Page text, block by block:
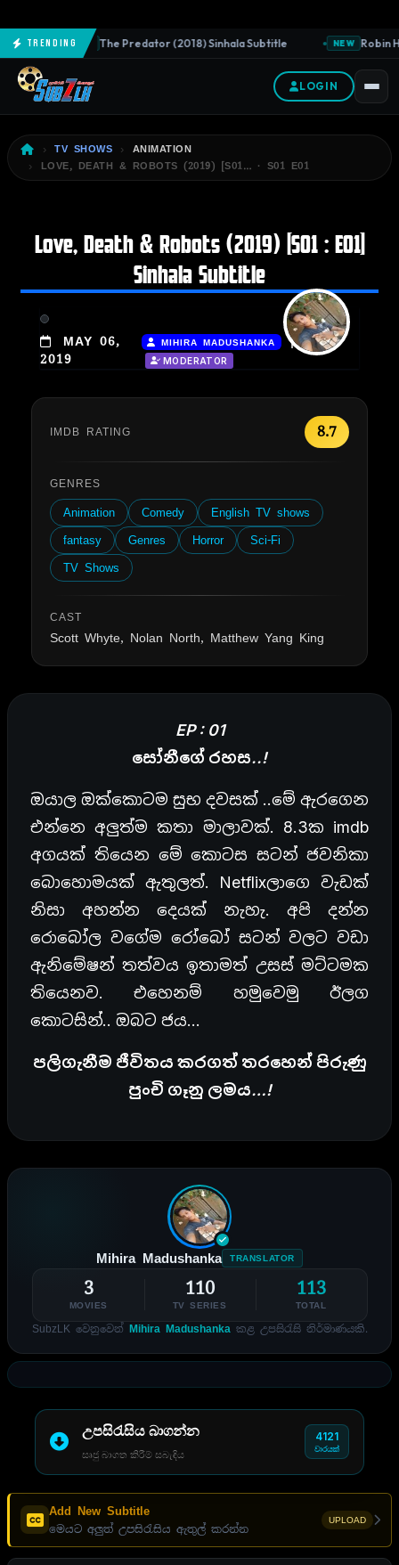
TrendingNEW The Predator (2018) Sinhala Subtitle NEW Robin
LOGIN
TV SHOWS
ANIMATION
LOVE, DEATH & ROBOTS (2019) [S01… · S01 E01
Love, Death & Robots (2019) [S01 : E01]
Sinhala Subtitle
MAY 06,
2019
MIHIRA MADUSHANKA |
MODERATOR
IMDB RATING 8.7
GENRES
Animation Comedy
English TV shows
fantasy
Genres Horror
Sci-Fi
TV Shows
CAST
Scott Whyte, Nolan North, Matthew Yang King
EP : 01
සෝනීගේ රහස..!
ඔයාල ඔක්කොටම සුභ දවසක් ..මේ ඇරගෙන
එන්නෙ අලුත්ම කතා මාලාවක්. 8.3ක imdb
අගයක් තියෙන මේ කොටස සටන් ජවනිකා
බොහොමයක් ඇතුලත්. Netflixලාගෙ වැඩක්
නිසා අහන්න දෙයක් නැහැ. අපි දන්න
රොබෝල වගේම රෝබෝ සටන් වලට වඩා
ඇනිමේෂන් තත්වය ඉතාමත් උසස් මට්ටමක
තියෙනව. එහෙනම් හමුවෙමු ඊලග
කොටසින්.. ඔබට ජය…
පලිගැනීම ජීවිතය කරගත් තරහෙන් පිරුණු
පුංචි ගෑනු ලමය…!
Mihira Madushanka TRANSLATOR
3
MOVIES
110
TV SERIES
113
TOTAL
SubzLK වෙනුවෙන් Mihira Madushankaකළ උපසිරැසි නිර්මාණයකි.
උපසිරැසිය බාගන්න
සෘජු බාගත කිරීම් සබැඳිය
4121
වාරයක්
Add New Subtitle
මෙයට අලුත් උපසිරැසිය ඇතුල් කරන්න
UPLOAD